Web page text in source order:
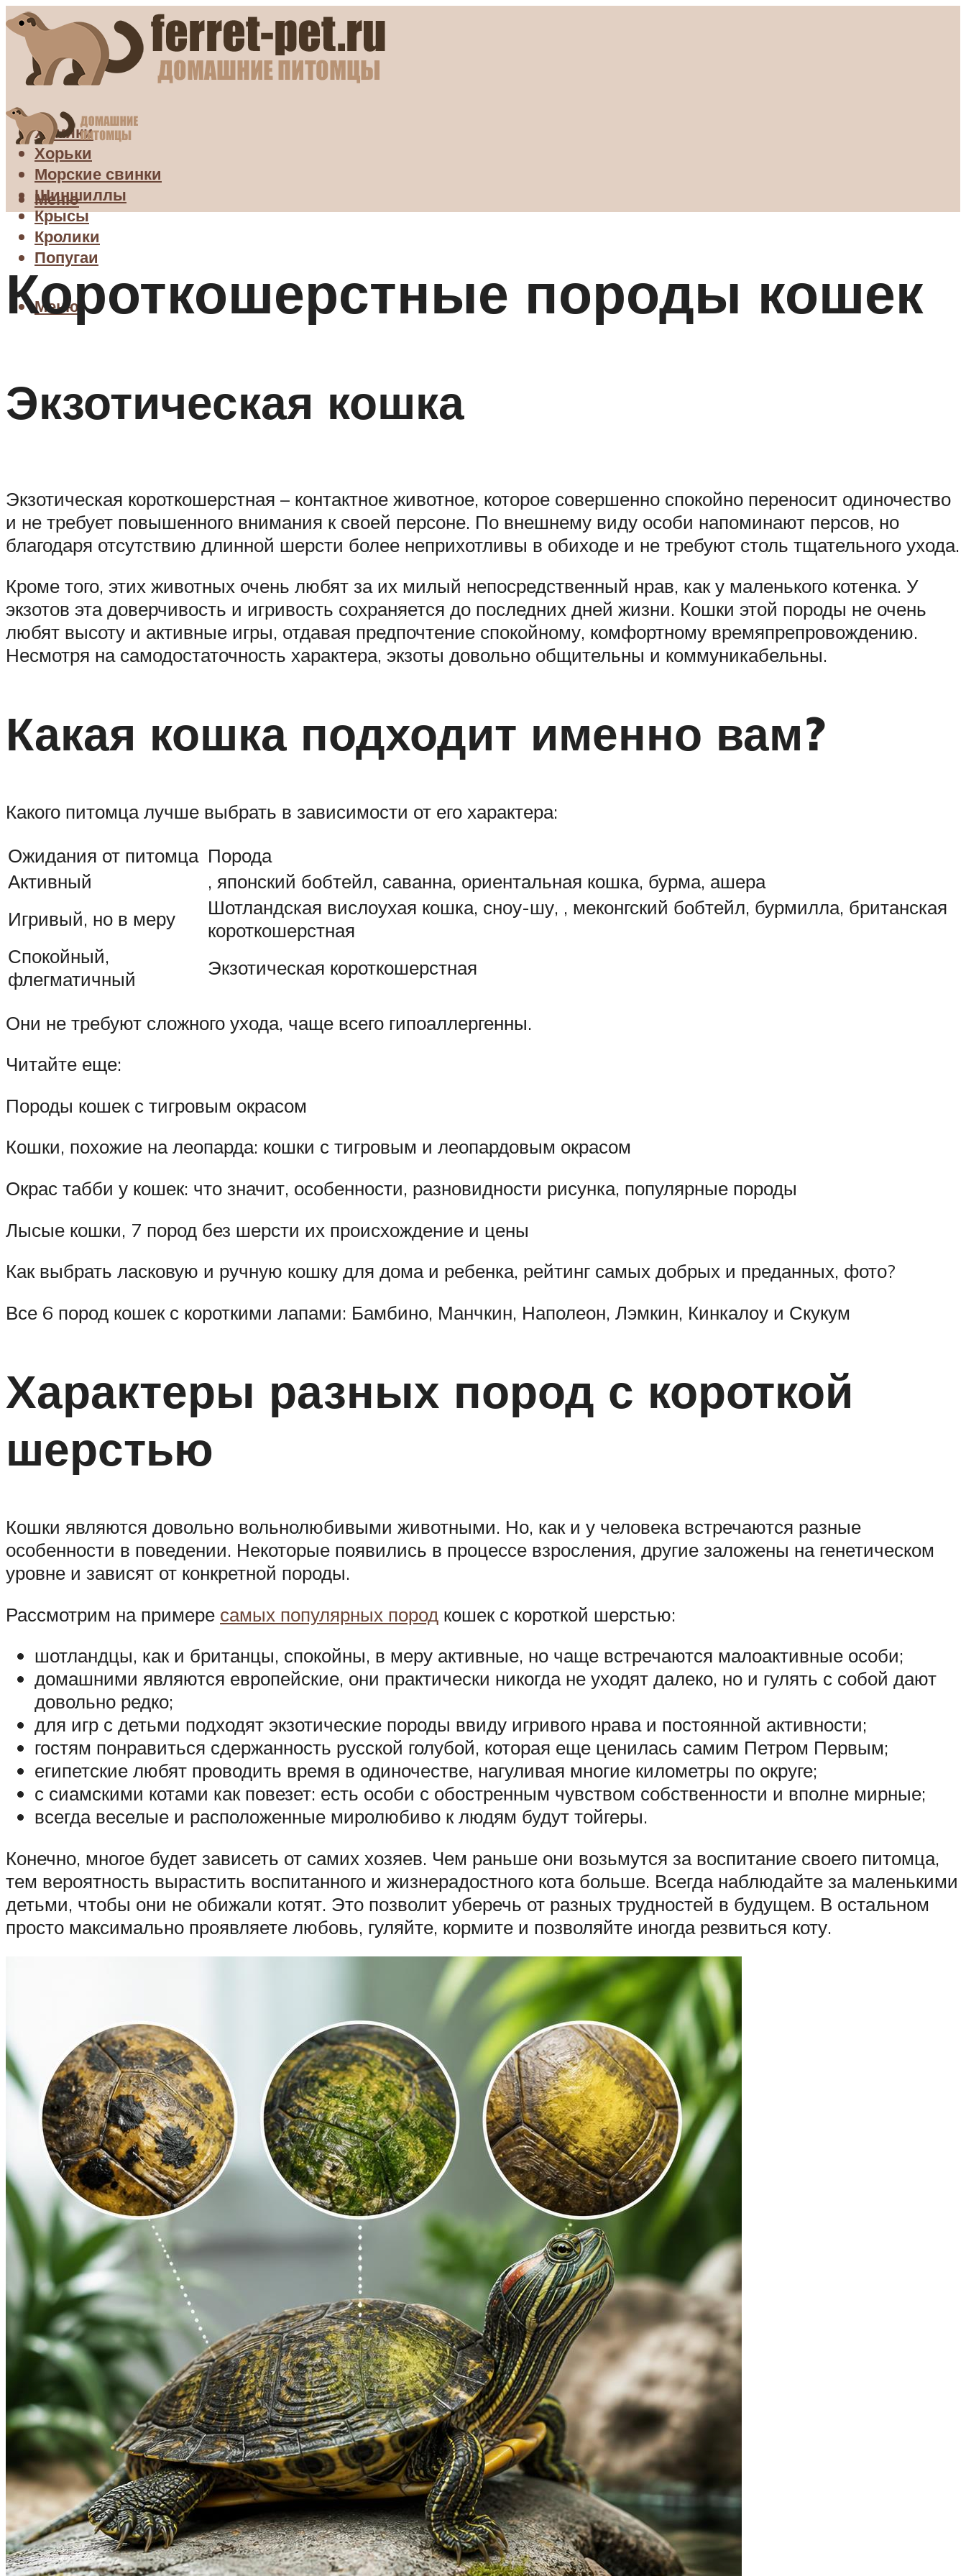
Хомяки
Хорьки
Морские свинки
Шиншиллы
Крысы
Кролики
Попугаи
Меню
Меню
Короткошерстные породы кошек
Экзотическая кошка
Экзотическая короткошерстная – контактное животное, которое совершенно спокойно переносит одиночество
и не требует повышенного внимания к своей персоне. По внешнему виду особи напоминают персов, но
благодаря отсутствию длинной шерсти более неприхотливы в обиходе и не требуют столь тщательного ухода.
Кроме того, этих животных очень любят за их милый непосредственный нрав, как у маленького котенка. У
экзотов эта доверчивость и игривость сохраняется до последних дней жизни. Кошки этой породы не очень
любят высоту и активные игры, отдавая предпочтение спокойному, комфортному времяпрепровождению.
Несмотря на самодостаточность характера, экзоты довольно общительны и коммуникабельны.
Какая кошка подходит именно вам?
Какого питомца лучше выбрать в зависимости от его характера:
Ожидания от питомца Порода
Активный
, японский бобтейл, саванна, ориентальная кошка, бурма, ашера
Игривый, но в меру
Шотландская вислоухая кошка, сноу-шу, , меконгский бобтейл, бурмилла, британская
короткошерстная
Спокойный,
флегматичный
Экзотическая короткошерстная
Они не требуют сложного ухода, чаще всего гипоаллергенны.
Читайте еще:
Породы кошек с тигровым окрасом
Кошки, похожие на леопарда: кошки с тигровым и леопардовым окрасом
Окрас табби у кошек: что значит, особенности, разновидности рисунка, популярные породы
Лысые кошки, 7 пород без шерсти их происхождение и цены
Как выбрать ласковую и ручную кошку для дома и ребенка, рейтинг самых добрых и преданных, фото?
Все 6 пород кошек с короткими лапами: Бамбино, Манчкин, Наполеон, Лэмкин, Кинкалоу и Скукум
Характеры разных пород с короткой
шерстью
Кошки являются довольно вольнолюбивыми животными. Но, как и у человека встречаются разные
особенности в поведении. Некоторые появились в процессе взросления, другие заложены на генетическом
уровне и зависят от конкретной породы.
Рассмотрим на примере самых популярных пород кошек с короткой шерстью:
шотландцы, как и британцы, спокойны, в меру активные, но чаще встречаются малоактивные особи;
домашними являются европейские, они практически никогда не уходят далеко, но и гулять с собой дают
довольно редко;
для игр с детьми подходят экзотические породы ввиду игривого нрава и постоянной активности;
гостям понравиться сдержанность русской голубой, которая еще ценилась самим Петром Первым;
египетские любят проводить время в одиночестве, нагуливая многие километры по округе;
с сиамскими котами как повезет: есть особи с обостренным чувством собственности и вполне мирные;
всегда веселые и расположенные миролюбиво к людям будут тойгеры.
Конечно, многое будет зависеть от самих хозяев. Чем раньше они возьмутся за воспитание своего питомца,
тем вероятность вырастить воспитанного и жизнерадостного кота больше. Всегда наблюдайте за маленькими
детьми, чтобы они не обижали котят. Это позволит уберечь от разных трудностей в будущем. В остальном
просто максимально проявляете любовь, гуляйте, кормите и позволяйте иногда резвиться коту.